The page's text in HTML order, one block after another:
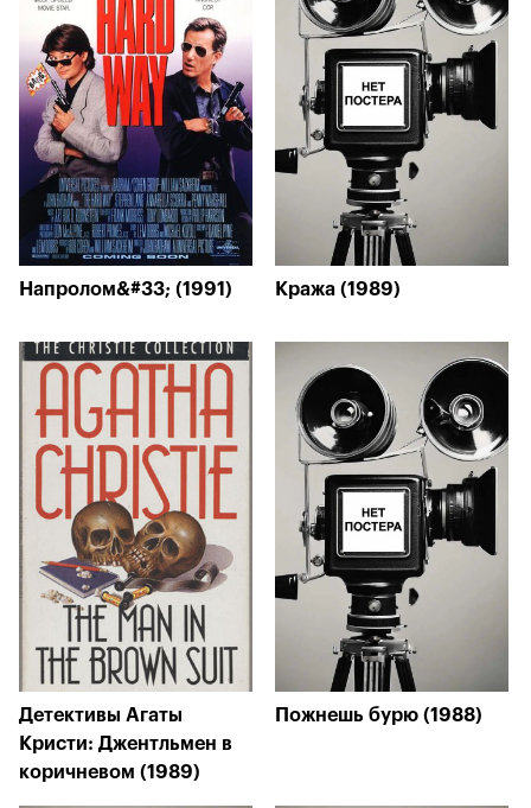
Напролом&#33; (1991) Кража (1989)
Детективы Агаты
Кристи: Джентльмен в
коричневом (1989)
Пожнешь бурю (1988)